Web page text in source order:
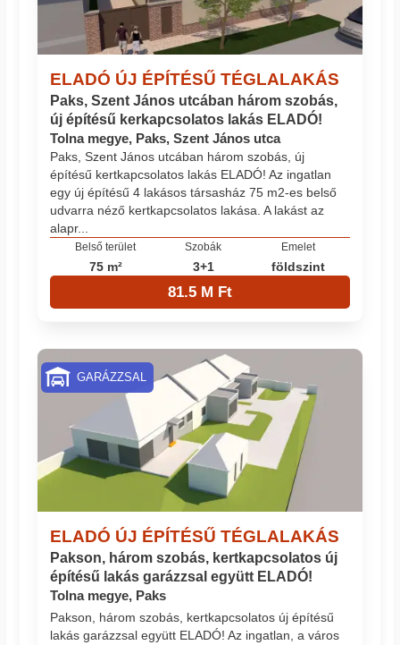
ELADÓ ÚJ ÉPÍTÉSŰ TÉGLALAKÁS
Paks, Szent János utcában három szobás,
új építésű kerkapcsolatos lakás ELADÓ!
Tolna megye, Paks, Szent János utca
Paks, Szent János utcában három szobás, új
építésű kertkapcsolatos lakás ELADÓ! Az ingatlan
egy új építésű 4 lakásos társasház 75 m2-es belső
udvarra néző kertkapcsolatos lakása. A lakást az
alapr...
Belső terület
75 m²
Szobák
3+1
Emelet
földszint
81.5 M Ft
ELADÓ ÚJ ÉPÍTÉSŰ TÉGLALAKÁS
Pakson, három szobás, kertkapcsolatos új
építésű lakás garázzsal együtt ELADÓ!
Tolna megye, Paks
Pakson, három szobás, kertkapcsolatos új építésű
lakás garázzsal együtt ELADÓ! Az ingatlan, a város
GARÁZZSAL